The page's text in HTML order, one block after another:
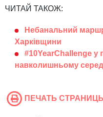
ЧИТАЙ ТАКОЖ:
Небанальний
Харківщини
#10YearChallenge у
навколишньому
ПЕЧАТЬ СТРАНИЦЫ